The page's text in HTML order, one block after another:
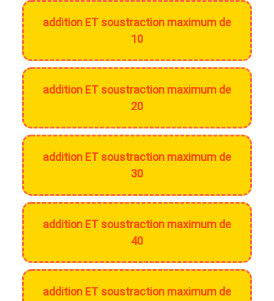
addition ET soustraction maximum de
10
addition ET soustraction maximum de
20
addition ET soustraction maximum de
30
addition ET soustraction maximum de
40
addition ET soustraction maximum de